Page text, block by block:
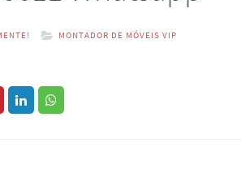
MONTADOR DE MÓVEIS VIP